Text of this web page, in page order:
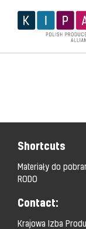
Shortcuts
Materiały do
RODO
Contact:
Krajowa Izba